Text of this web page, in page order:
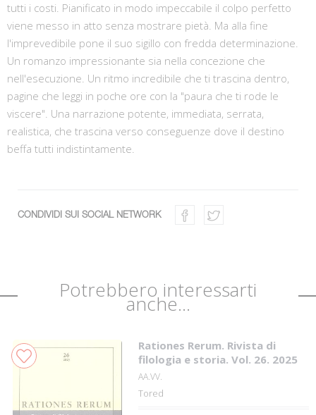
tutti i costi. Pianificato in modo impeccabile il colpo perfetto
viene messo in atto senza mostrare pietà. Ma alla fine
l'imprevedibile pone il suo sigillo con fredda determinazione.
Un romanzo impressionante sia nella concezione che
nell'esecuzione. Un ritmo incredibile che ti trascina dentro,
pagine che leggi in poche ore con la "paura che ti rode le
viscere". Una narrazione potente, immediata, serrata,
realistica, che trascina verso conseguenze dove il destino
beffa tutti indistintamente.
CONDIVIDI SUI SOCIAL NETWORK
Potrebbero interessarti
anche...
Rationes Rerum. Rivista di
filologia e storia. Vol. 26. 2025
AA.VV.
Tored